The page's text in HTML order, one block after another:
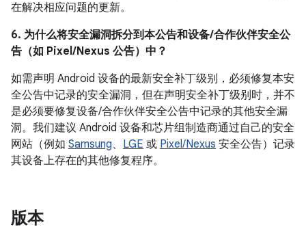
在解决相应问题的更新。
6. 为什么将安全漏洞拆分到本公告和设备/合作伙伴安全公
告（如 Pixel/Nexus 公告）中？
如需声明 Android 设备的最新安全补丁级别，必须修复本安
全公告中记录的安全漏洞，但在声明安全补丁级别时，并不
是必须要修复设备/合作伙伴安全公告中记录的其他安全漏
洞。我们建议 Android 设备和芯片组制造商通过自己的安全
网站（例如 Samsung、 LGE 或 Pixel/Nexus 安全公告）记录
其设备上存在的其他修复程序。
版本